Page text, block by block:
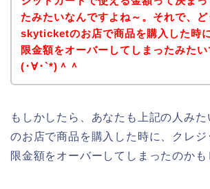
たみたいなんですよね～。それで、ど
skyticketのお店で商品を購入した時
限金額をオーバーしてしまったみたい
(･∀･`*)＾＾
もしかしたら、あなたも上記の人み
のお店で商品を購入した時に、クレジ
限金額をオーバーしてしまったのかも